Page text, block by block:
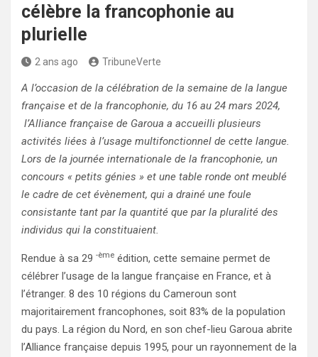
célèbre la francophonie au
plurielle
2 ans ago TribuneVerte
A l’occasion de la célébration de la semaine de la langue
française et de la francophonie, du 16 au 24 mars 2024,
l’Alliance française de Garoua a accueilli plusieurs
activités liées à l’usage multifonctionnel de cette langue.
Lors de la journée internationale de la francophonie, un
concours « petits génies » et une table ronde ont meublé
le cadre de cet évènement, qui a drainé une foule
consistante tant par la quantité que par la pluralité des
individus qui la constituaient.
Rendue à sa 29 -ème édition, cette semaine permet de
célébrer l’usage de la langue française en France, et à
l’étranger. 8 des 10 régions du Cameroun sont
majoritairement francophones, soit 83% de la population
du pays. La région du Nord, en son chef-lieu Garoua abrite
l’Alliance française depuis 1995, pour un rayonnement de la